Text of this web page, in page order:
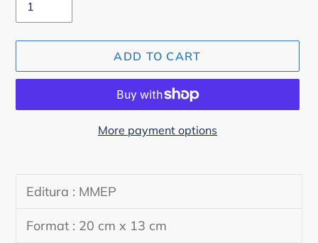
ADD TO CART
More payment options
cart
Editura : MMEP
Format : 20 cm x 13 cm